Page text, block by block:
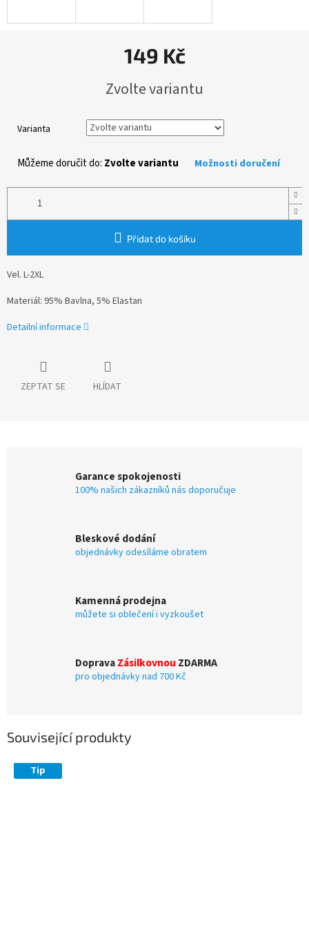
149 Kč
cena:
Zvolte variantu
Varianta
Můžeme doručit do: Zvolte variantu Možnosti doručení
Přidat do košíku
Vel. L-2XL
Materiál: 95% Bavlna, 5% Elastan
Detailní informace
ZEPTAT SE HLÍDAT
Garance spokojenosti
100% našich zákazníků nás doporučuje
Bleskové dodání
objednávky odesíláme obratem
Kamenná prodejna
můžete si oblečení i vyzkoušet
DopravaZásilkovnou ZDARMA
pro objednávky nad 700 Kč
Související produkty
Tip